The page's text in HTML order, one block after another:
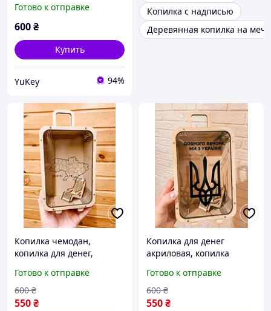
Готово к отправке
600₴
Купить
YuKey 94%
Копилка с надписью
Деревянная копилка на
Копилка чемодан,
копилка для денег,
Готово к отправке
550₴
600 ₴
Копилка для денег
акриловая, копилка
копилка из дерева
Готово к отправке
550₴
600 ₴